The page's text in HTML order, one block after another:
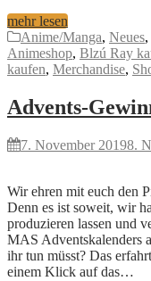
mehr lesen
Anime/Manga, Neues,
Animeshop, Blzú Ray
kaufen, Merchandise,
Advents-
7. November 20198.
Wir ehren mit euch den
Denn es ist soweit, wir
produzieren lassen und
MAS Adventskalenders
ihr tun müsst? Das
einem Klick auf das…